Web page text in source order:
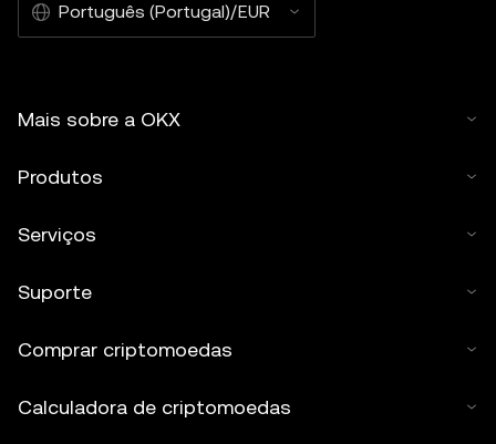
Português (Portugal)/EUR
Mais sobre a OKX
Produtos
Serviços
Suporte
Comprar criptomoedas
Calculadora de criptomoedas